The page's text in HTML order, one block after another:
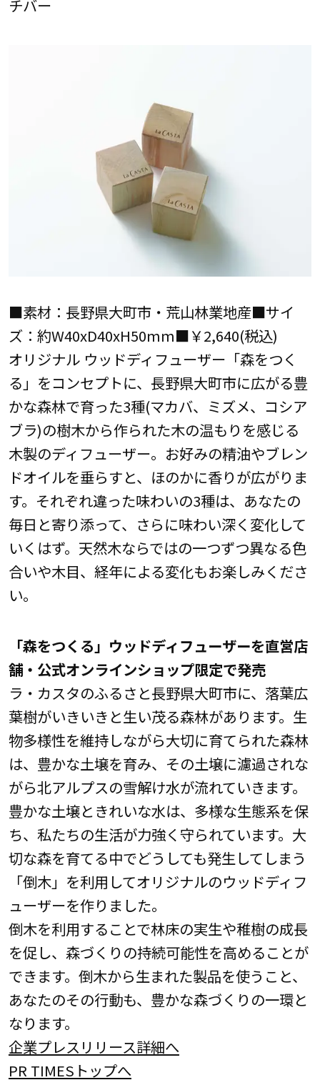
チバー
■素材：長野県大町市・荒山林業地産■サイ
ズ：約W40xD40xH50mm■￥2,640(税込)
オリジナル ウッドディフューザー「森をつく
る」をコンセプトに、長野県大町市に広がる豊
かな森林で育った3種(マカバ、ミズメ、コシア
ブラ)の樹木から作られた木の温もりを感じる
木製のディフューザー。お好みの精油やブレン
ドオイルを垂らすと、ほのかに香りが広がりま
す。それぞれ違った味わいの3種は、あなたの
毎日と寄り添って、さらに味わい深く変化して
いくはず。天然木ならではの一つずつ異なる色
合いや木目、経年による変化もお楽しみくださ
い。
「森をつくる」ウッドディフューザーを直営店
舗・公式オンラインショップ限定で発売
ラ・カスタのふるさと長野県大町市に、落葉広
葉樹がいきいきと生い茂る森林があります。生
物多様性を維持しながら大切に育てられた森林
は、豊かな土壌を育み、その土壌に濾過されな
がら北アルプスの雪解け水が流れていきます。
豊かな土壌ときれいな水は、多様な生態系を保
ち、私たちの生活が力強く守られています。大
切な森を育てる中でどうしても発生してしまう
「倒木」を利用してオリジナルのウッドディフ
ューザーを作りました。
倒木を利用することで林床の実生や稚樹の成長
を促し、森づくりの持続可能性を高めることが
できます。倒木から生まれた製品を使うこと、
あなたのその行動も、豊かな森づくりの一環と
なります。
企業プレスリリース詳細へ
PR TIMESトップへ